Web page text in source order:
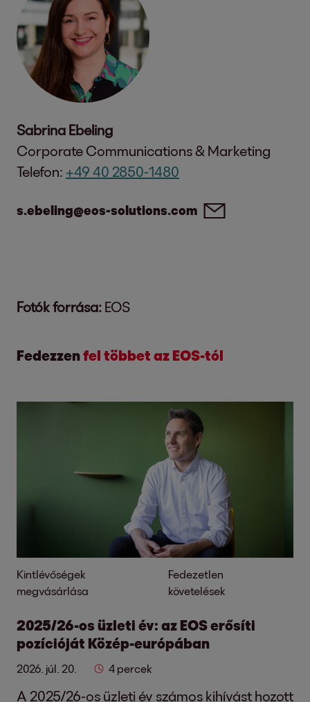
Sabrina Ebeling
Corporate Communications & Marketing
Telefon: +49 40 2850-1480
s.ebeling@eos-solutions.com
Fotók forrása: EOS
Fedezzenfel többet az EOS-tól
Kintlévőségek
megvásárlása
Fedezetlen
követelések
2025/26-os üzleti év: az EOS erősíti
pozícióját Közép-európában
2026. júl. 20. 4 percek
A 2025/26-os üzleti év számos kihívást hozott